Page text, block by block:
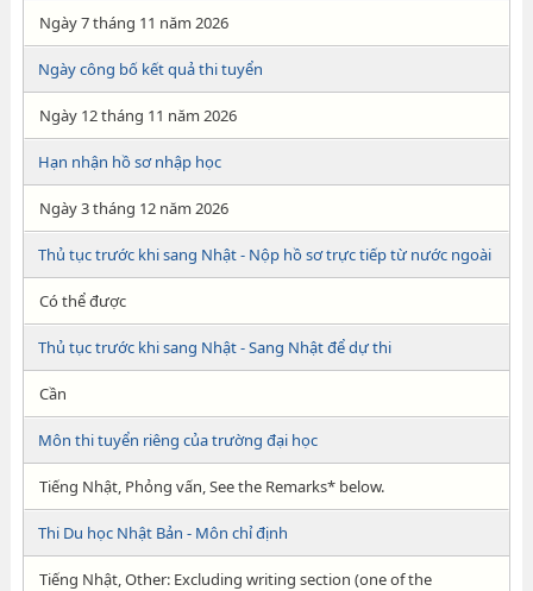
Ngày 7 tháng 11 năm 2026
Ngày công bố kết quả thi tuyển
Ngày 12 tháng 11 năm 2026
Hạn nhận hồ sơ nhập học
Ngày 3 tháng 12 năm 2026
Thủ tục trước khi sang Nhật - Nộp hồ sơ trực tiếp từ nước ngoài
Có thể được
Thủ tục trước khi sang Nhật - Sang Nhật để dự thi
Cần
Môn thi tuyển riêng của trường đại học
Tiếng Nhật, Phỏng vấn, See the Remarks* below.
Thi Du học Nhật Bản - Môn chỉ định
Tiếng Nhật, Other: Excluding writing section (one of the